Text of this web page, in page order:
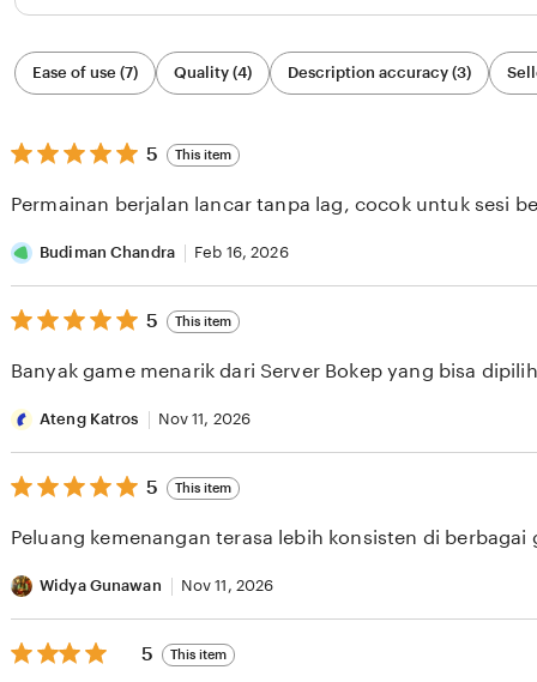
Filter
by
category
Ease of use (7) Quality (4) Description accuracy (3)
5
out
5
5 This item
Permainan berjalan lancar tanpa lag, cocok untuk sesi
Budiman Chandra Feb 16, 2026
5
out
5
5 This item
Banyak game menarik dari Server Bokep yang bisa
Ateng Katros Nov 11, 2026
5
out
5
5 This item
Peluang kemenangan terasa lebih konsisten di berbagai
Widya Gunawan Nov 11, 2026
5
out
5 This item